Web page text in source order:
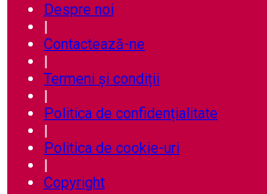
Despre noi
|
Contactează-ne
|
Termeni și condiții
|
Politica de confidențialitate
|
Politica de cookie-uri
|
Copyright